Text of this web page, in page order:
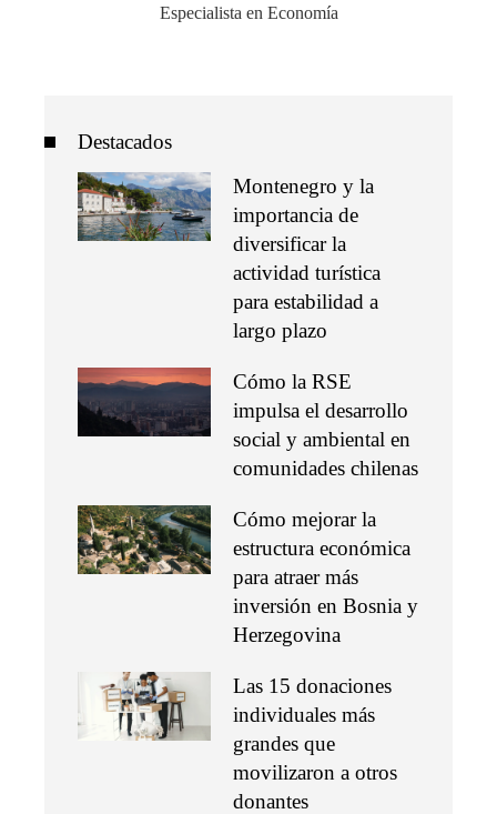
Especialista en Economía
Destacados
Montenegro y la
importancia de
diversificar la
actividad turística
para estabilidad a
largo plazo
Cómo la RSE
impulsa el desarrollo
social y ambiental en
comunidades chilenas
Cómo mejorar la
estructura económica
para atraer más
inversión en Bosnia y
Herzegovina
Las 15 donaciones
individuales más
grandes que
movilizaron a otros
donantes